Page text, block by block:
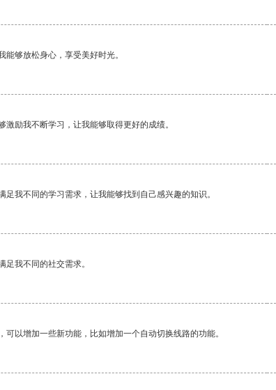
够放松身心，享受美好时光。
励我不断学习，让我能够取得更好的成绩。
我不同的学习需求，让我能够找到自己感兴趣的知识。
我不同的社交需求。
以增加一些新功能，比如增加一个自动切换线路的功能。